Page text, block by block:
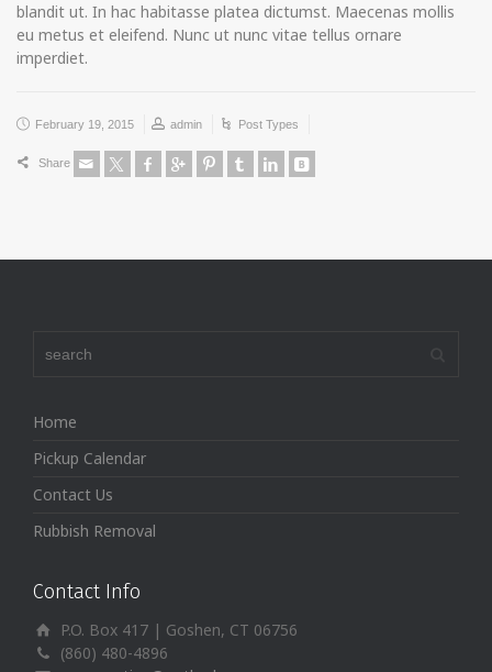
blandit ut. In hac habitasse platea dictumst. Maecenas mollis
eu metus et eleifend. Nunc ut nunc vitae tellus ornare
imperdiet.
February 19, 2015 admin Post Types
Share
Home
Pickup Calendar
Contact Us
Rubbish Removal
Contact Info
P.O. Box 417 | Goshen, CT 06756
(860) 480-4896